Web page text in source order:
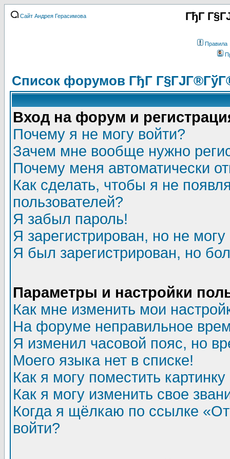
Сайт Андрея Герасимова ГђГ
Правила
Список форумов ГђГ
Вход на форум и
Почему я не могу войти?
Зачем мне вообще нужно
Почему меня автоматически
Как сделать, чтобы я не
пользователей?
Я забыл пароль!
Я зарегистрирован, но не могу
Я был зарегистрирован, но
Параметры и настройки
Как мне изменить мои
На форуме неправильное
Я изменил часовой пояс, но
Моего языка нет в списке!
Как я могу поместить
Как я могу изменить свое
Когда я щёлкаю по ссылке
войти?